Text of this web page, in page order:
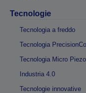
Tecnologie
Tecnologia a freddo
Tecnologia
Tecnologia Micro Piezo
Industria 4.0
Tecnologie innovative